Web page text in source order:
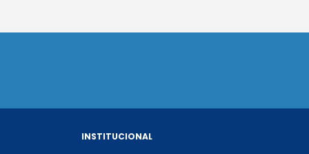
INSTITUCIONAL